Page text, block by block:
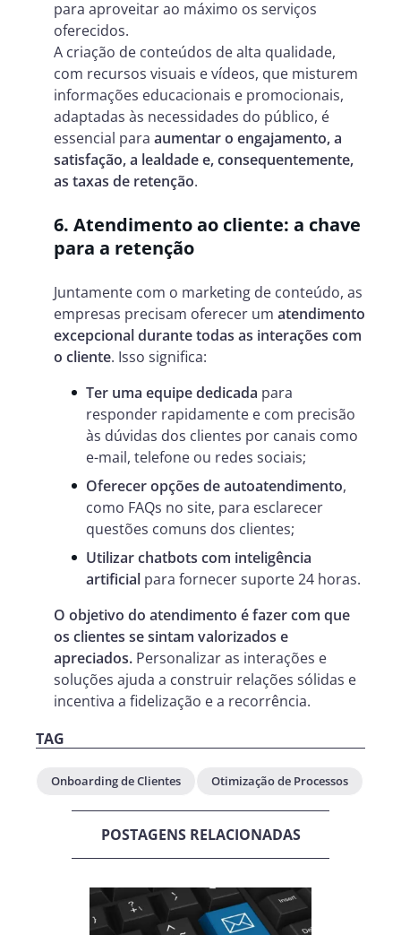
para aproveitar ao máximo os serviços
oferecidos.
A criação de conteúdos de alta qualidade,
com recursos visuais e vídeos, que misturem
informações educacionais e promocionais,
adaptadas às necessidades do público, é
essencial para aumentar o engajamento, a
satisfação, a lealdade e, consequentemente,
as taxas de retenção.
6. Atendimento ao cliente: a chave
para a retenção
Juntamente com o marketing de conteúdo, as
empresas precisam oferecer um atendimento
excepcional durante todas as interações com
o cliente. Isso significa:
Ter uma equipe dedicada para
responder rapidamente e com precisão
às dúvidas dos clientes por canais como
e-mail, telefone ou redes sociais;
Oferecer opções de autoatendimento,
como FAQs no site, para esclarecer
questões comuns dos clientes;
Utilizar chatbots com inteligência
artificial para fornecer suporte 24 horas.
O objetivo do atendimento é fazer com que
os clientes se sintam valorizados e
apreciados. Personalizar as interações e
soluções ajuda a construir relações sólidas e
incentiva a fidelização e a recorrência.
TAG
Onboarding de Clientes Otimização de Processos
POSTAGENS RELACIONADAS